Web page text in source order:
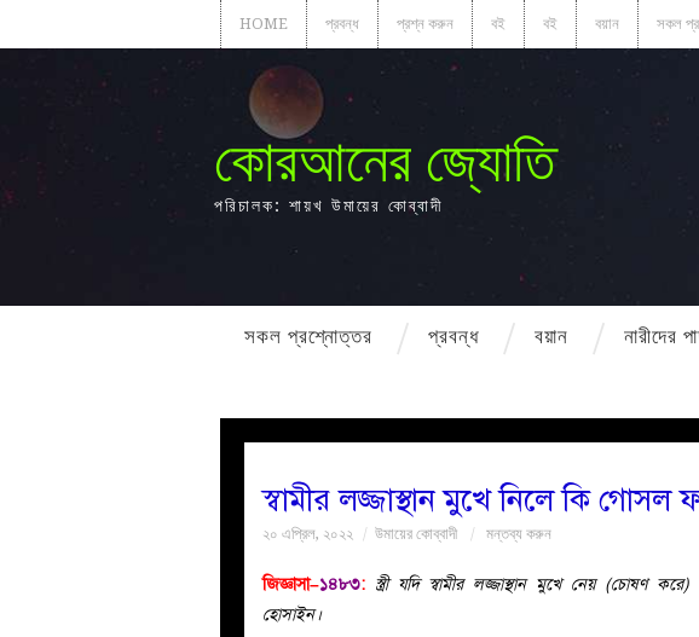
HOME প্রবন্ধ প্রশ্ন করুন বই বই বয়ান সকল
কোরআনের জ্যোতি
পরিচালক: শায়খ উমায়ের কোব্বাদী
সকল প্রশ্নোত্তর প্রবন্ধ বয়ান নারীদের
স্বামীর লজ্জাস্থান মুখে নিলে কি
২০ এপ্রিল, ২০২২ উমায়ের কোব্বাদী মন্তব্য করুন
জিজ্ঞাসা–১৪৮৩: স্ত্রী যদি স্বামীর লজ্জাস্থান মুখে নেয় (চোষণ
হোসাইন।